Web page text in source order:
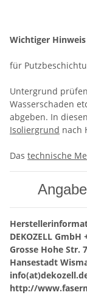
Wichtiger Hinweis
für
Untergrund
Wasserschaden
abgeben. In
Isoliergrund nach
Das technische
DEKOZELL GmbH
Grosse Hohe Str. 7
Hansestadt
http://